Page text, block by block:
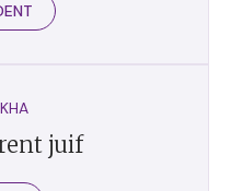
juif